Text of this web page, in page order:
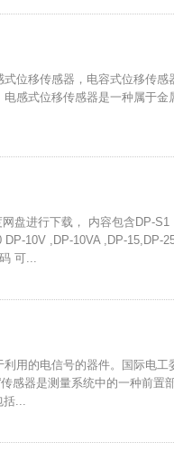
位移传感器，电容式位移传感
感式位移传感器是一种属于金
盘进行下载， 内容包含DP-S1
10V ,DP-10VA ,DP-15,DP-
可...
用的电信号的器件。国际电工
感器是测量系统中的一种前置
括...